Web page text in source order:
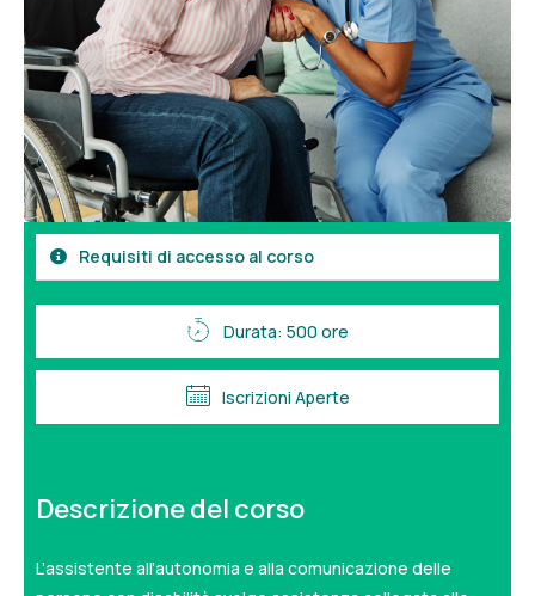
Requisiti di accesso al corso
Durata: 500 ore
Iscrizioni Aperte
Descrizione del corso
L’assistente all’autonomia e alla comunicazione delle